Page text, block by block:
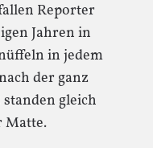
Reporter
Jahren in
in jedem
der ganz
gleich
Matte.